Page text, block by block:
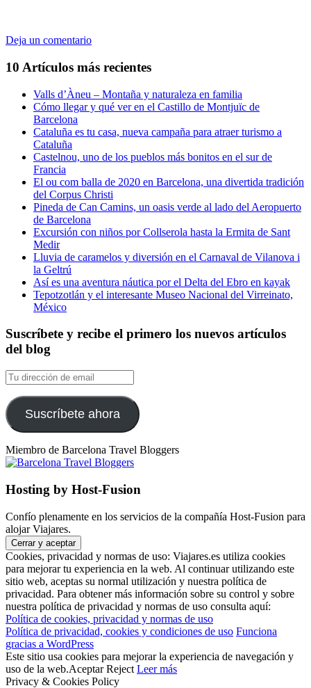
Deja un comentario
10 Artículos más recientes
Valls d’Àneu – Montaña y naturaleza en familia
Cómo llegar y qué ver en el Castillo de Montjuïc de
Barcelona
Cataluña es tu casa, nueva campaña para atraer turismo a
Cataluña
Castelnou, uno de los pueblos más bonitos en el sur de
Francia
El ou com balla de 2020 en Barcelona, una divertida tradición
del Corpus Christi
Pineda de Can Camins, un oasis verde al lado del Aeropuerto
de Barcelona
Excursión con niños por Collserola hasta la Ermita de Sant
Medir
Lluvia de caramelos y diversión en el Carnaval de Vilanova i
la Geltrú
Así es una aventura náutica por el Delta del Ebro en kayak
Tepotzotlán y el interesante Museo Nacional del Virreinato,
México
Suscríbete y recibe el primero los nuevos artículos
del blog
Tu
dirección
de
emailSuscríbete ahora
Miembro de Barcelona Travel Bloggers
Hosting by Host-Fusion
Confío plenamente en los servicios de la compañía Host-Fusion para
alojar Viajares.
Cookies, privacidad y normas de uso: Viajares.es utiliza cookies
para mejorar tu experiencia en la web. Al continuar utilizando este
sitio web, aceptas su normal utilización y nuestra política de
privacidad. Para obtener más información sobre su control y sobre
nuestra política de privacidad y normas de uso consulta aquí:
Política de cookies, privacidad y normas de uso
Política de privacidad, cookies y condiciones de uso Funciona
gracias a WordPress
Este sitio usa cookies para mejorar la experiencia de navegación y
uso de la web.Aceptar Reject Leer más
Privacy & Cookies Policy